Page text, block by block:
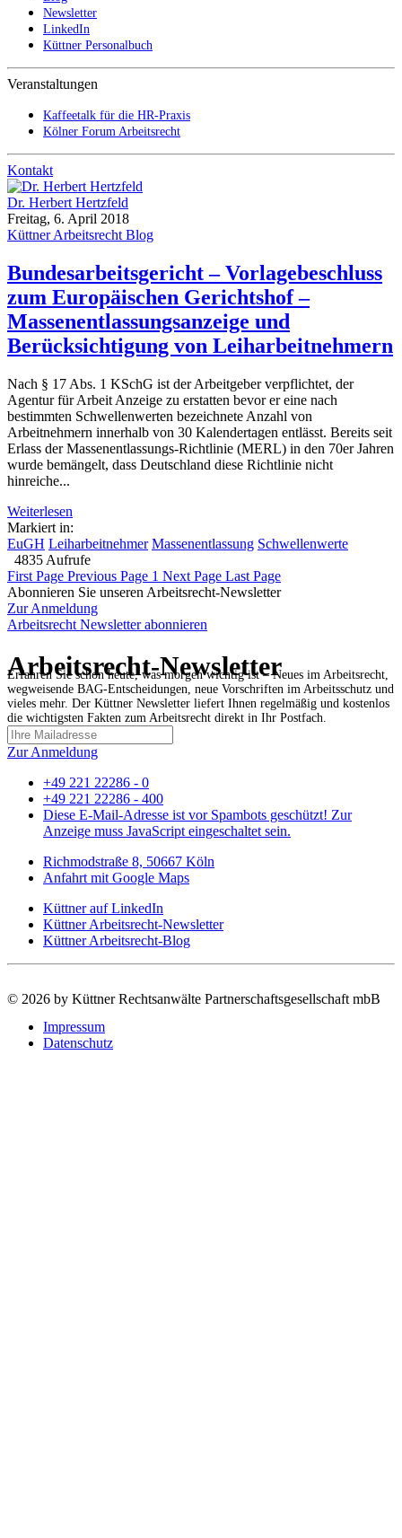
Newsletter
LinkedIn
Küttner Personalbuch
Veranstaltungen
Kaffeetalk für die HR-Praxis
Kölner Forum Arbeitsrecht
Kontakt
Dr. Herbert Hertzfeld
Freitag, 6. April 2018
Küttner Arbeitsrecht Blog
Bundesarbeitsgericht – Vorlagebeschluss
zum Europäischen Gerichtshof –
Massenentlassungsanzeige und
Berücksichtigung von Leiharbeitnehmern
Nach § 17 Abs. 1 KSchG ist der Arbeitgeber verpflichtet, der
Agentur für Arbeit Anzeige zu erstatten bevor er eine nach
bestimmten Schwellenwerten bezeichnete Anzahl von
Arbeitnehmern innerhalb von 30 Kalendertagen entlässt. Bereits seit
Erlass der Massenentlassungs-Richtlinie (MERL) in den 70er Jahren
wurde bemängelt, dass Deutschland diese Richtlinie nicht
hinreiche...
Weiterlesen
Markiert in:
EuGH Leiharbeitnehmer Massenentlassung Schwellenwerte
4835 Aufrufe
First Page Previous Page 1 Next Page Last Page
Abonnieren Sie unseren Arbeitsrecht-Newsletter
Zur Anmeldung
Arbeitsrecht Newsletter abonnieren
Arbeitsrecht-Newsletter
Erfahren Sie schon heute, was morgen wichtig ist – Neues im Arbeitsrecht,
wegweisende BAG-Entscheidungen, neue Vorschriften im Arbeitsschutz und
vieles mehr. Der Küttner Newsletter liefert Ihnen regelmäßig und kostenlos
die wichtigsten Fakten zum Arbeitsrecht direkt in Ihr Postfach.
Zur Anmeldung
+49 221 22286 - 0
+49 221 22286 - 400
Diese E-Mail-Adresse ist vor Spambots geschützt! Zur
Anzeige muss JavaScript eingeschaltet sein.
Richmodstraße 8, 50667 Köln
Anfahrt mit Google Maps
Küttner auf LinkedIn
Küttner Arbeitsrecht-Newsletter
Küttner Arbeitsrecht-Blog
© 2026 by Küttner Rechtsanwälte Partnerschaftsgesellschaft mbB
Impressum
Datenschutz